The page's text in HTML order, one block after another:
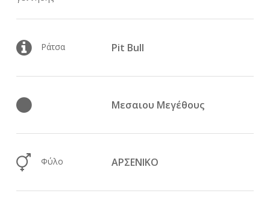
Ράτσα Pit Bull
Μεσαιου Μεγέθους
Φύλο ΑΡΣΕΝΙΚΟ